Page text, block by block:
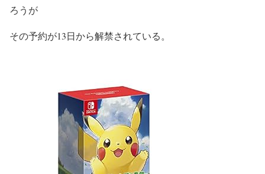
ろうが
その予約が13日から解禁されている。